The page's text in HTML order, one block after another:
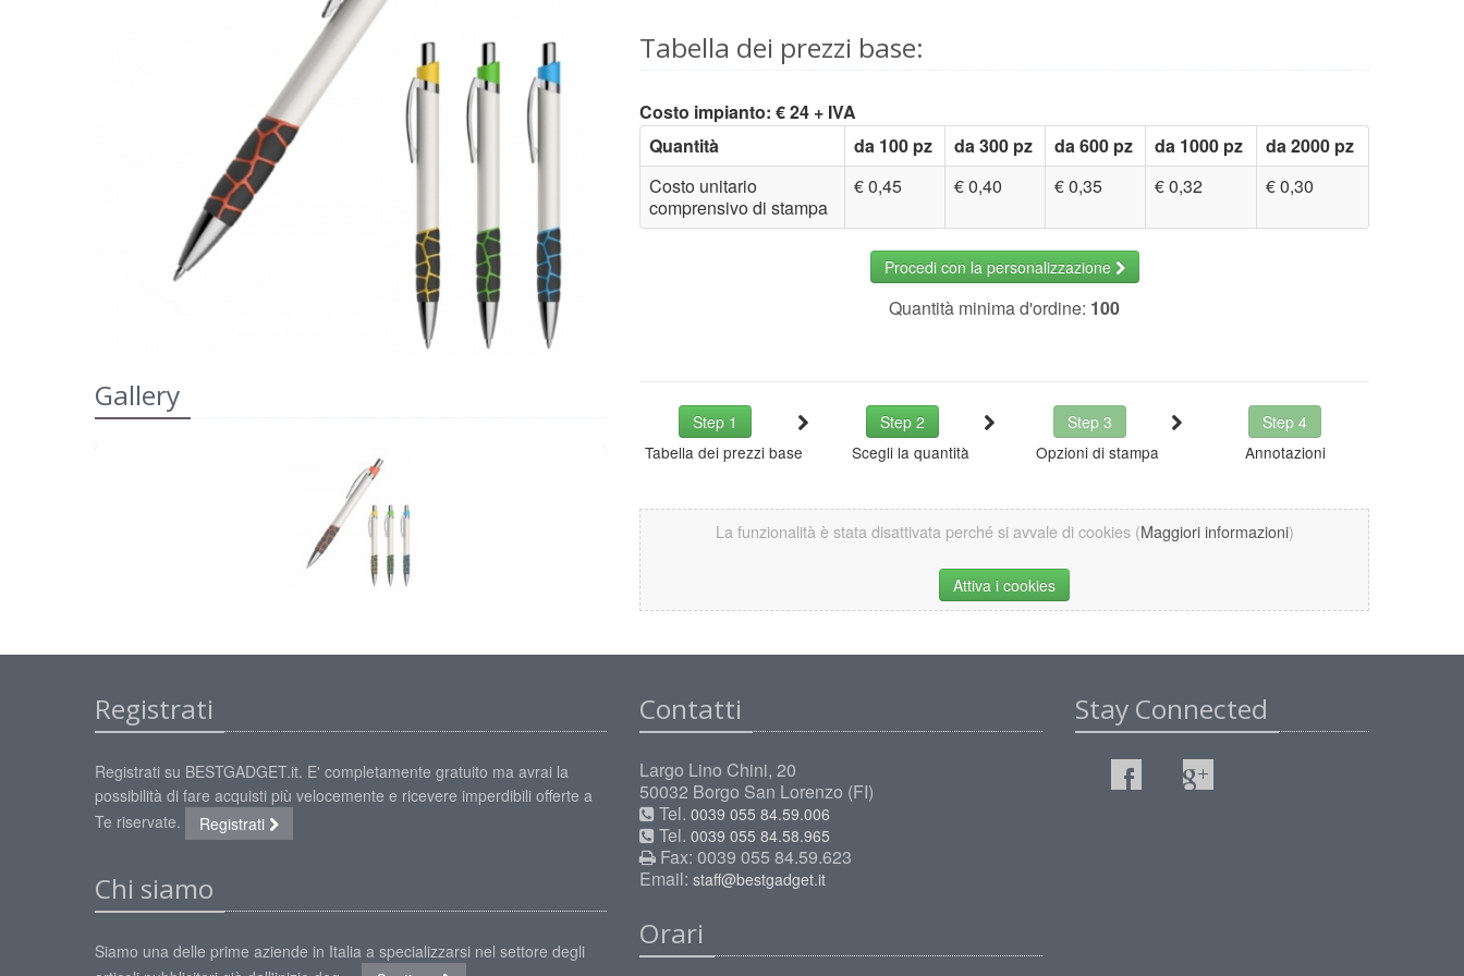
Gallery
Tabella dei prezzi base:
Costo impianto: € 24 + IVA
Quantità
da 100 pz da 300 pz da 600 pz da 1000 pz
da 2000 pz
Costo unitario
comprensivo di stampa
€ 0,45 € 0,40 € 0,35 € 0,32 € 0,30
Procedi con la personalizzazione
Quantità minima d'ordine: 100
Step 1 Step 2 Step 3
Step 4
Tabella dei prezzi base
Scegli la quantità Opzioni di stampa Annotazioni
La funzionalità è stata disattivata perché si avvale di cookies (Maggiori informazioni)
Attiva i cookies
Registrati
Registrati su BESTGADGET.it. E' completamente gratuito ma avrai la
possibilità di fare acquisti più velocemente e ricevere imperdibili offerte a
Te riservate.
Registrati
Chi siamo
Siamo una delle prime aziende in Italia a specializzarsi nel settore degli
Contatti
Largo Lino Chini, 20
50032 Borgo San Lorenzo (FI)
Tel. 0039 055 84.59.006
Tel. 0039 055 84.58.965
Fax: 0039 055 84.59.623
Email: staff@bestgadget.it
Orari
Stay Connected